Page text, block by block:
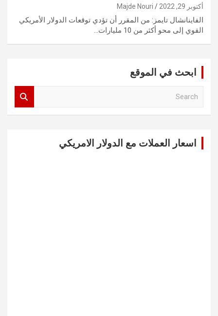
أكتوبر 29, 2022 Majde Nouri
الفاينانشال تايمز: من المقرر أن تؤدي توقعات الدولار الأمريكي
القوي إلى محو أكثر من 10 مليارات…
ابحث في الموقع
اسعار العملات مع الدولار الامريكي